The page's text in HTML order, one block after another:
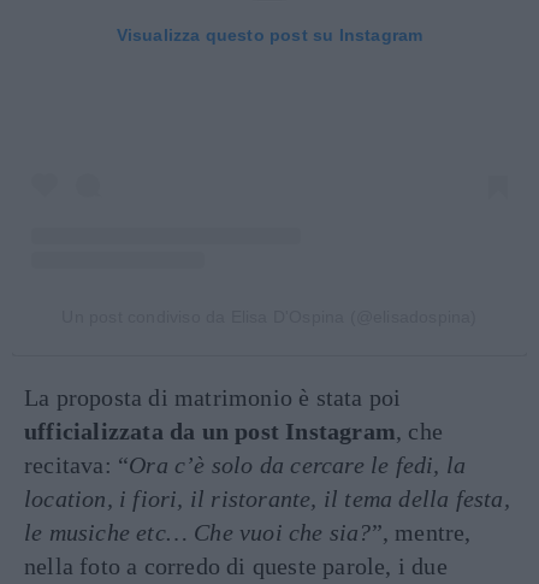
Visualizza questo post su Instagram
La proposta di matrimonio è stata poi
ufficializzata da un post Instagram, che
recitava: “Ora c’è solo da cercare le fedi, la
location, i fiori, il ristorante, il tema della festa,
le musiche etc… Che vuoi che sia?”, mentre,
nella foto a corredo di queste parole, i due